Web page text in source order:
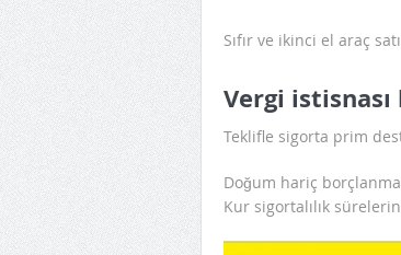
Sıfır ve ikinci el araç
Vergi istisnası
Teklifle sigorta prim
Doğum hariç borçlanma
Kur sigortalılık